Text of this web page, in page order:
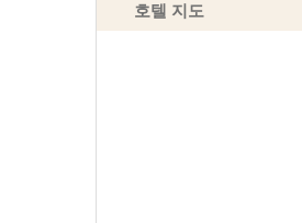
호텔 지도